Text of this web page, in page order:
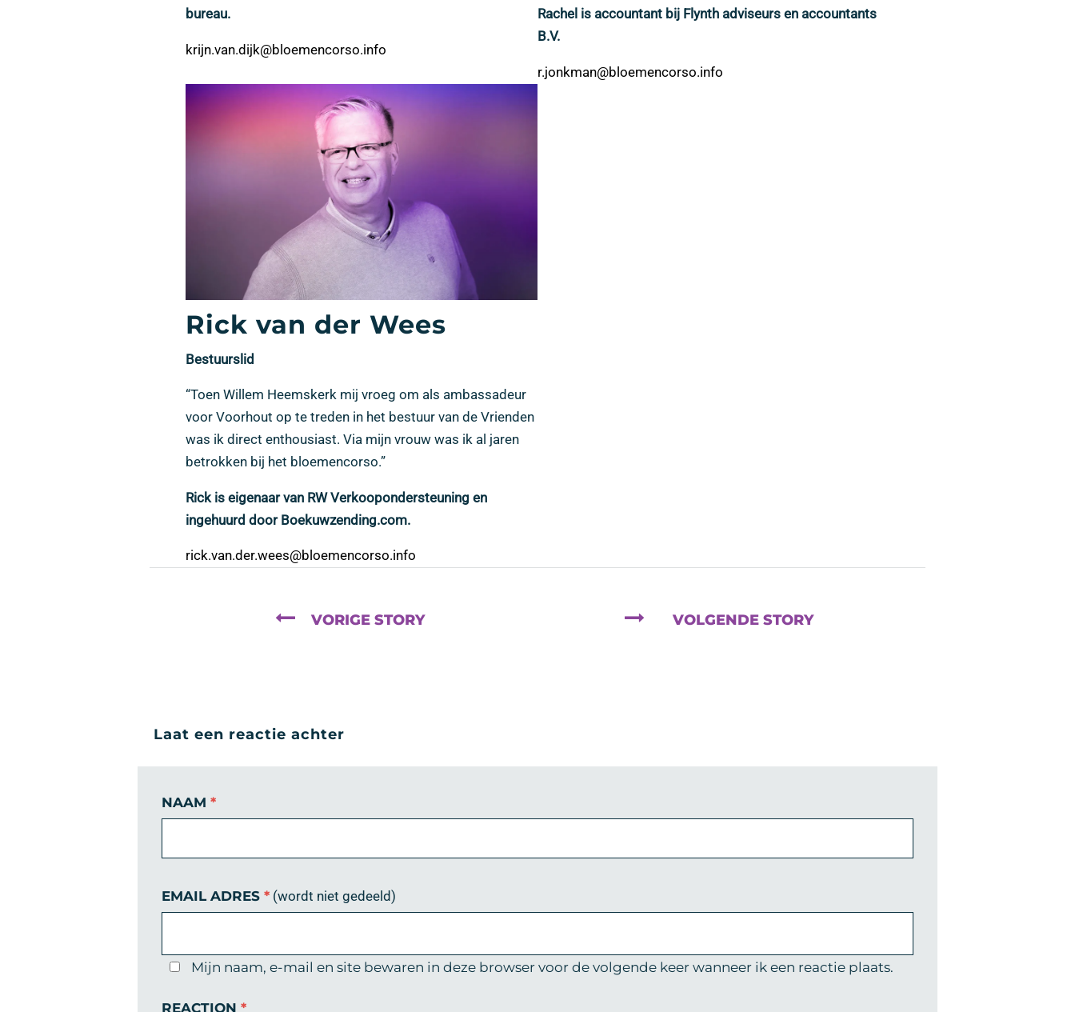
bureau.
krijn.van.dijk@bloemencorso.info
Rachel is accountant bij Flynth adviseurs en accountants
B.V.
r.jonkman@bloemencorso.info
Rick van der Wees
Bestuurslid
“Toen Willem Heemskerk mij vroeg om als ambassadeur
voor Voorhout op te treden in het bestuur van de Vrienden
was ik direct enthousiast. Via mijn vrouw was ik al jaren
betrokken bij het bloemencorso.”
Rick is eigenaar van RW Verkoopondersteuning en
ingehuurd door Boekuwzending.com.
rick.van.der.wees@bloemencorso.info
VORIGE STORY VOLGENDE STORY
Laat een reactie achter
NAAM *
EMAIL ADRES * (wordt niet gedeeld)
Mijn naam, e-mail en site bewaren in deze browser voor de volgende keer wanneer ik een reactie plaats.
REACTION *